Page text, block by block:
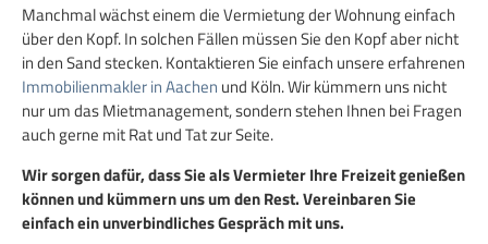
Manchmal wächst einem die Vermietung der Wohnung einfach
über den Kopf. In solchen Fällen müssen Sie den Kopf aber nicht
in den Sand stecken. Kontaktieren Sie einfach unsere erfahrenen
Immobilienmakler in Aachen und Köln. Wir kümmern uns nicht
nur um das Mietmanagement, sondern stehen Ihnen bei Fragen
auch gerne mit Rat und Tat zur Seite.
Wir sorgen dafür, dass Sie als Vermieter Ihre Freizeit genießen
können und kümmern uns um den Rest. Vereinbaren Sie
einfach ein unverbindliches Gespräch mit uns.